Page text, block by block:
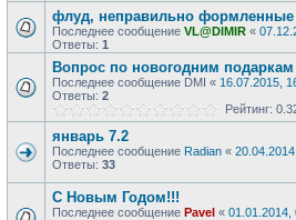
флуд, неправильно
Последнее сообщение VL@DIMIR «
Ответы: 1
Вопрос по новогодним
Последнее сообщение DMI « 16.07.2015,
Ответы: 2
Рейтинг:
январь 7.2
Последнее сообщение Radian «
Ответы: 33
С Новым Годом!!!
Последнее сообщение Pavel « 01.01.2014,